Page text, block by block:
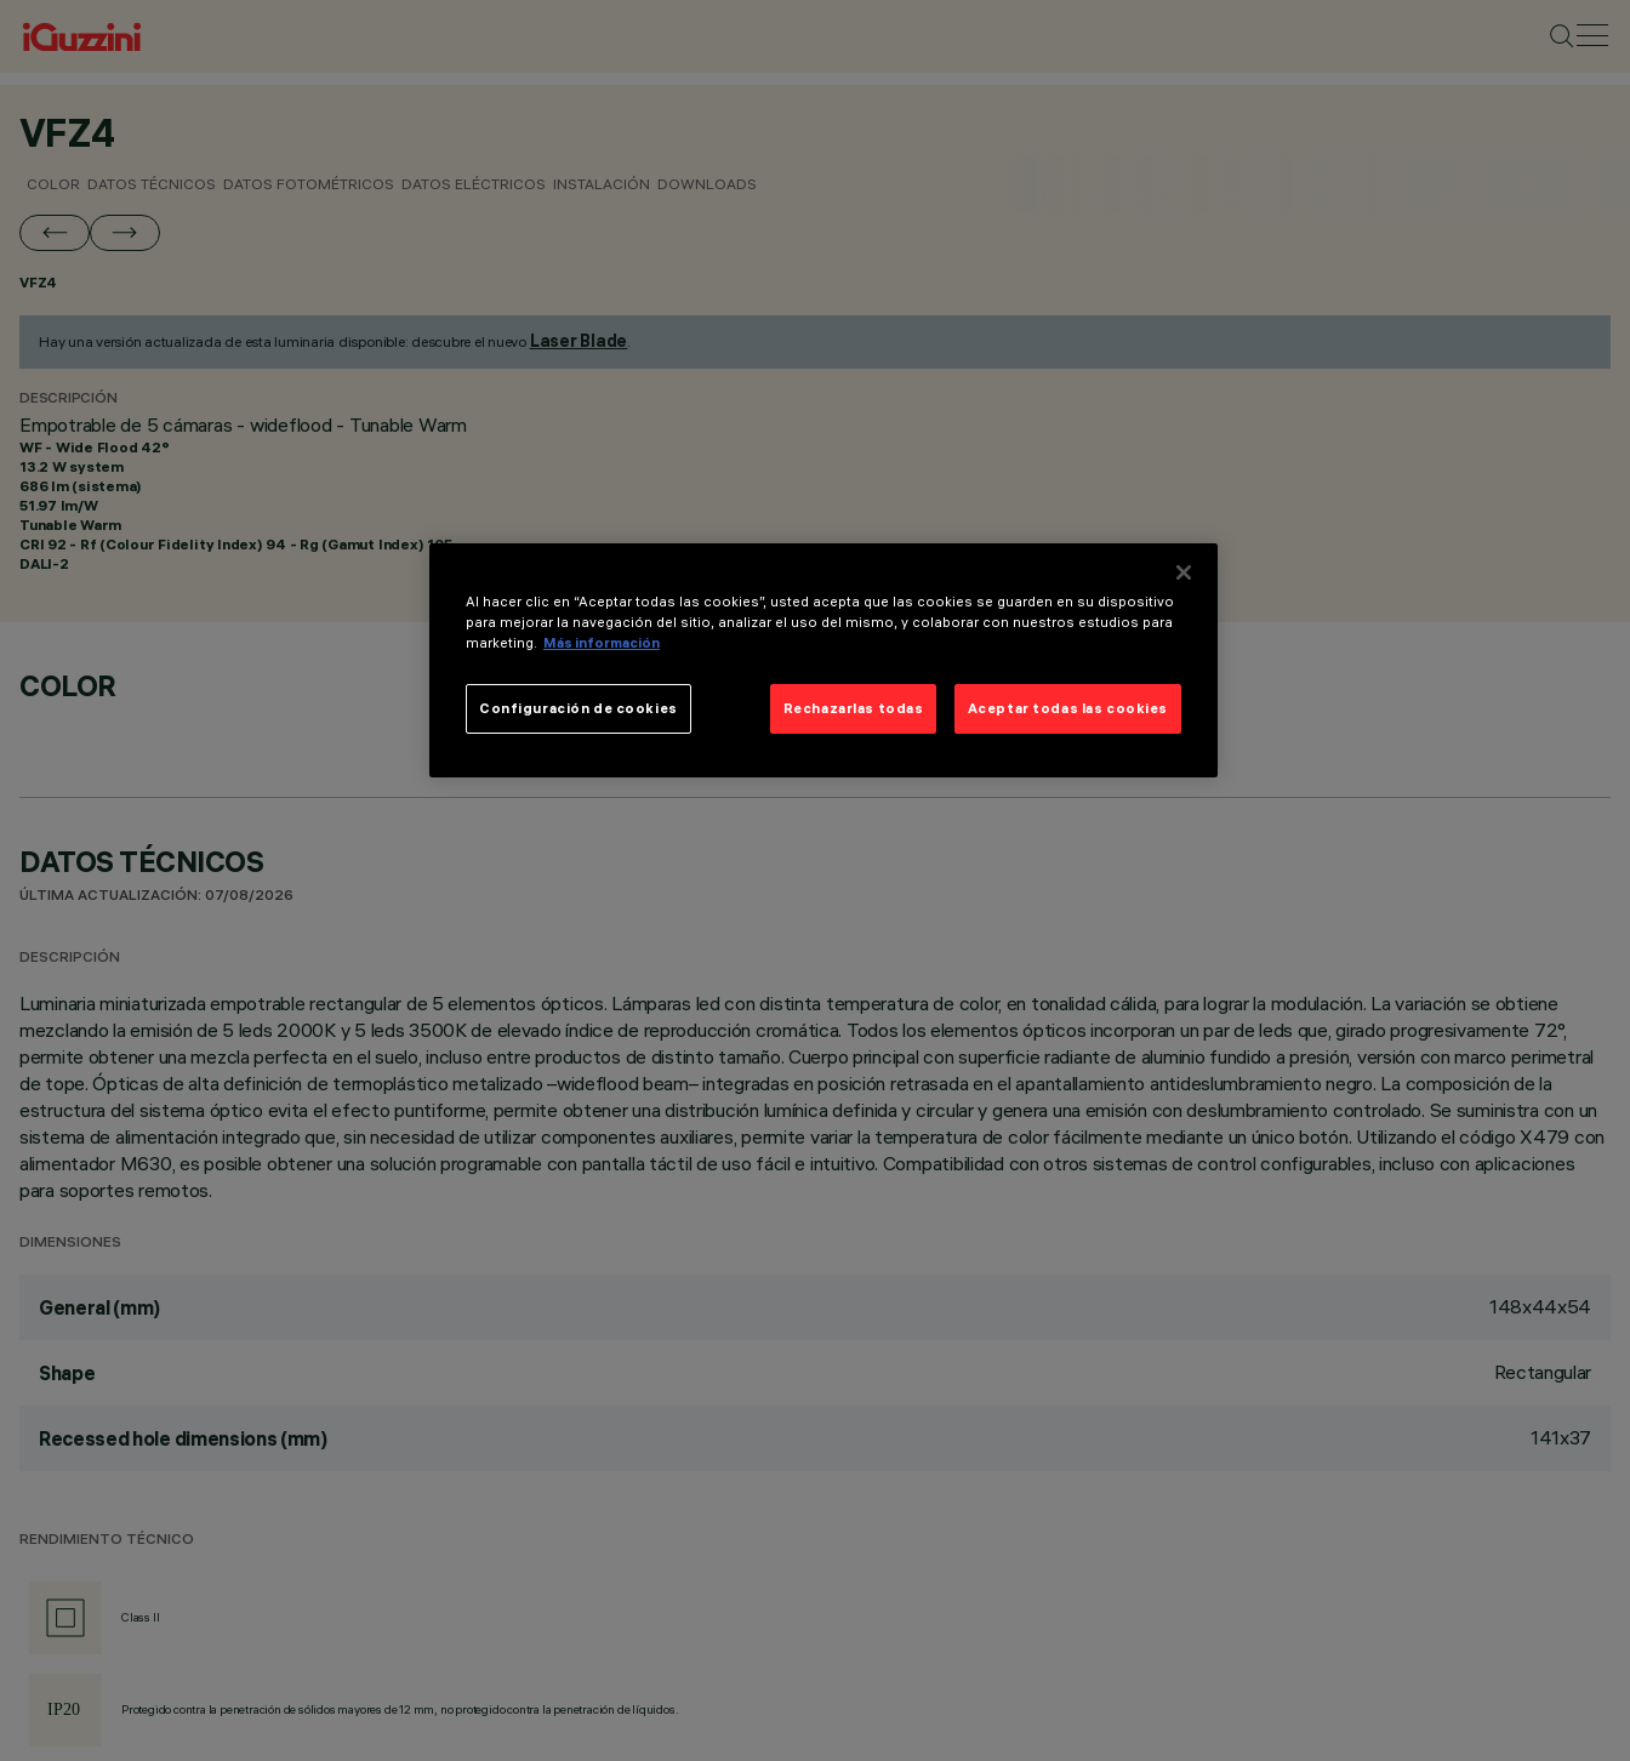
VFZ4
COLOR DATOS TÉCNICOS DATOS FOTOMÉTRICOS DATOS ELÉCTRICOS INSTALACIÓN DOWNLOADS
VFZ4
Hay una versión actualizada de esta luminaria disponible: descubre el nuevo Laser Blade.
DESCRIPCIÓN
Empotrable de 5 cámaras - wideflood - Tunable Warm
WF - Wide Flood 42°
13.2 W system
686 lm (sistema)
51.97 lm/W
Tunable Warm
CRI 92 - Rf (Colour Fidelity Index) 94 - Rg (Gamut Index) 105
DALI-2
COLOR
DATOS TÉCNICOS
ÚLTIMA ACTUALIZACIÓN: 07/08/2026
DESCRIPCIÓN
Luminaria miniaturizada empotrable rectangular de 5 elementos ópticos. Lámparas led con distinta temperatura de color, en tonalidad cálida, para lograr la modulación. La variación se obtiene
mezclando la emisión de 5 leds 2000K y 5 leds 3500K de elevado índice de reproducción cromática. Todos los elementos ópticos incorporan un par de leds que, girado progresivamente 72°,
permite obtener una mezcla perfecta en el suelo, incluso entre productos de distinto tamaño. Cuerpo principal con superficie radiante de aluminio fundido a presión, versión con marco perimetral
de tope. Ópticas de alta definición de termoplástico metalizado –wideflood beam– integradas en posición retrasada en el apantallamiento antideslumbramiento negro. La composición de la
estructura del sistema óptico evita el efecto puntiforme, permite obtener una distribución lumínica definida y circular y genera una emisión con deslumbramiento controlado. Se suministra con un
sistema de alimentación integrado que, sin necesidad de utilizar componentes auxiliares, permite variar la temperatura de color fácilmente mediante un único botón. Utilizando el código X479 con
alimentador M630, es posible obtener una solución programable con pantalla táctil de uso fácil e intuitivo. Compatibilidad con otros sistemas de control configurables, incluso con aplicaciones
para soportes remotos.
DIMENSIONES
General (mm) 148x44x54
Shape Rectangular
Recessed hole dimensions (mm) 141x37
RENDIMIENTO TÉCNICO
Class II
Protegido contra la penetración de sólidos mayores de 12 mm, no protegido contra la penetración de líquidos.
Al hacer clic en “Aceptar todas las cookies”, usted acepta que las cookies se guarden en su dispositivo
para mejorar la navegación del sitio, analizar el uso del mismo, y colaborar con nuestros estudios para
marketing. Más información
Rechazarlas todas Aceptar todas las cookies
Configuración de cookies